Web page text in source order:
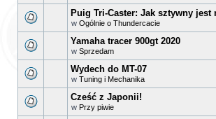
Puig Tri-Caster: Jak sztywny jest
w Ogólnie o Thundercacie
Yamaha tracer 900gt 2020
w Sprzedam
Wydech do MT-07
w Tuning i Mechanika
Cześć z Japonii!
w Przy piwie